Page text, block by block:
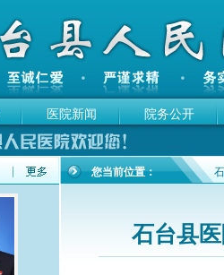
医院新闻 院务公开
您当前位置：
石台县